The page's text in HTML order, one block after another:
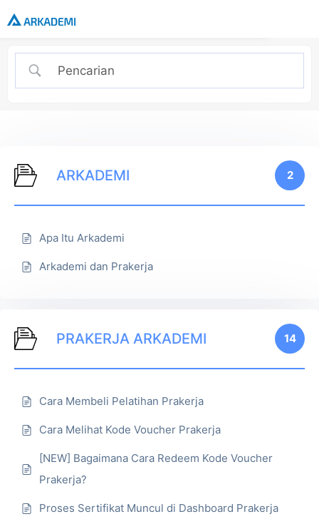
ARKADEMI 2
Apa Itu Arkademi
Arkademi dan Prakerja
PRAKERJA ARKADEMI 14
Cara Membeli Pelatihan Prakerja
Cara Melihat Kode Voucher Prakerja
[NEW] Bagaimana Cara Redeem Kode Voucher
Prakerja?
Proses Sertifikat Muncul di Dashboard Prakerja